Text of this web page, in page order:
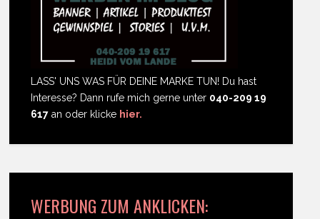
LASS' UNS WAS FÜR DEINE MARKE TUN! Du hast
Interesse? Dann rufe mich gerne unter 040-209 19
617 an oder klicke hier.
WERBUNG ZUM ANKLICKEN: